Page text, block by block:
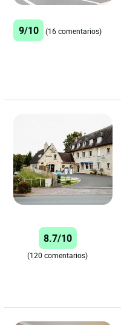
9/10 (16 comentarios)
8.7/10
(120 comentarios)